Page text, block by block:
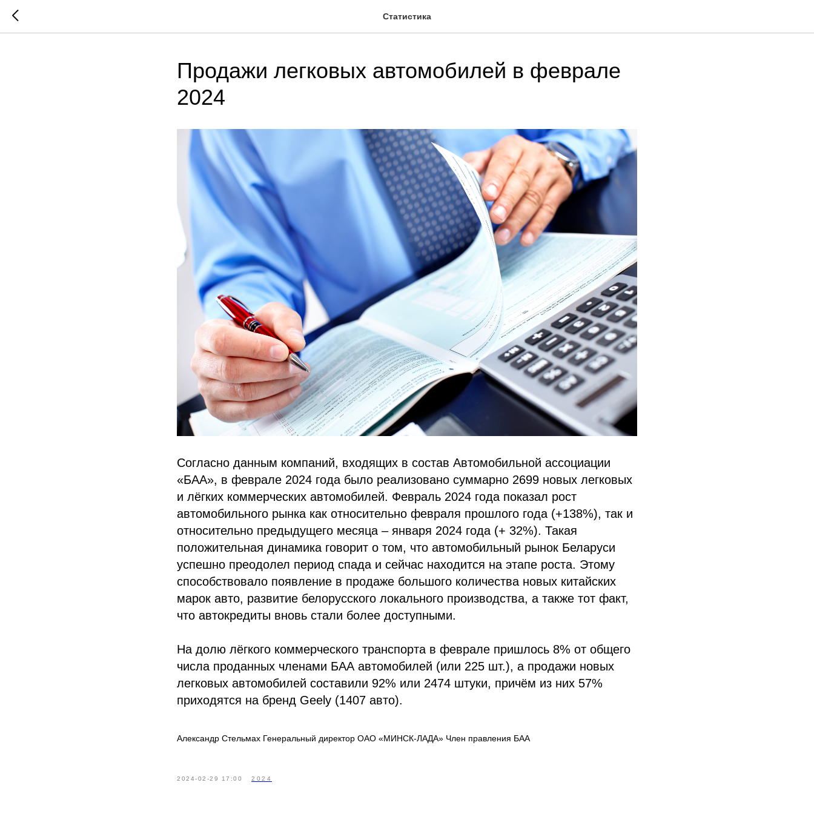
Статистика
Продажи легковых автомобилей в феврале
2024
Согласно данным компаний, входящих в состав Автомобильной ассоциации
«БАА», в феврале 2024 года было реализовано суммарно 2699 новых легковых
и лёгких коммерческих автомобилей. Февраль 2024 года показал рост
автомобильного рынка как относительно февраля прошлого года (+138%), так и
относительно предыдущего месяца – января 2024 года (+ 32%). Такая
положительная динамика говорит о том, что автомобильный рынок Беларуси
успешно преодолел период спада и сейчас находится на этапе роста. Этому
способствовало появление в продаже большого количества новых китайских
марок авто, развитие белорусского локального производства, а также тот факт,
что автокредиты вновь стали более доступными.
На долю лёгкого коммерческого транспорта в феврале пришлось 8% от общего
числа проданных членами БАА автомобилей (или 225 шт.), а продажи новых
легковых автомобилей составили 92% или 2474 штуки, причём из них 57%
приходятся на бренд Geely (1407 авто).
Александр Стельмах Генеральный директор ОАО «МИНСК-ЛАДА» Член правления БАА
2024-02-29 17:00 2024